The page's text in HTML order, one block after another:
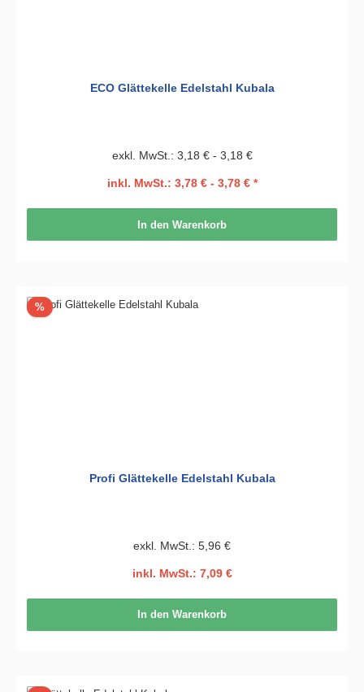
ECO Glättekelle Edelstahl Kubala
exkl. MwSt.: 3,18 € - 3,18 €
inkl. MwSt.: 3,78 € - 3,78 € *
In den Warenkorb
%Rabatt
Profi Glättekelle Edelstahl Kubala
exkl. MwSt.: 5,96 €
inkl. MwSt.: 7,09 €
In den Warenkorb